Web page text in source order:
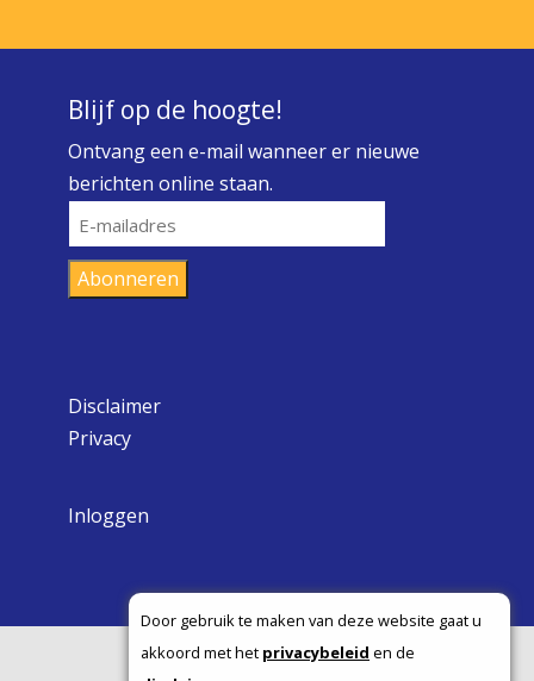
Door gebruik te maken van deze website gaat u
akkoord met het privacybeleid en de
Blijf op de hoogte!
Ontvang een e-mail wanneer er nieuwe
berichten online staan.
E-
mailadres
Abonneren
Disclaimer
Privacy
Inloggen
Copyright ©